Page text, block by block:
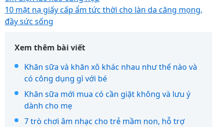
10 mặt nạ giấy cấp ẩm tức thời cho làn da căng mọng,
đầy sức sống
Xem thêm bài viết
Khăn sữa và khăn xô khác nhau như thế nào và
có công dụng gì với bé
Khăn sữa mới mua có cần giặt không và lưu ý
dành cho mẹ
7 trò chơi âm nhạc cho trẻ mầm non, hỗ trợ